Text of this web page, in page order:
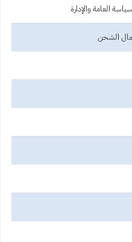
العامة والإدارة
الشحن